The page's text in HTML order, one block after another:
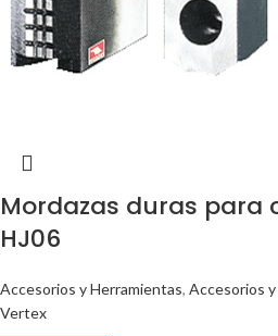
Mordazas duras para
HJ06
Accesorios y Herramientas, Accesorios
Vertex